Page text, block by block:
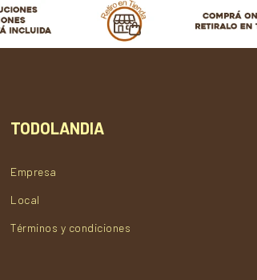
TODOLANDIA
Empresa
Local
Términos y condiciones